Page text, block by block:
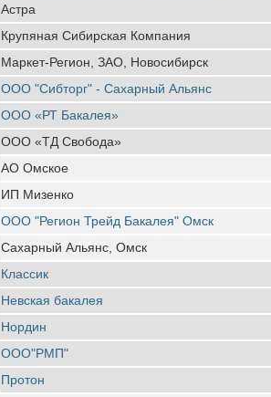
Астра
Крупяная Сибирская Компания
Маркет-Регион, ЗАО, Новосибирск
ООО "Сибторг" - Сахарный Альянс
ООО «РТ Бакалея»
ООО «ТД Свобода»
АО Омское
ИП Мизенко
ООО "Регион Трейд Бакалея" Омск
Сахарный Альянс, Омск
Классик
Невская бакалея
Нордин
ООО"РМП"
Протон